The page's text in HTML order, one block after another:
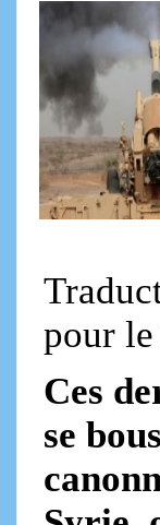
pour
Ces
se